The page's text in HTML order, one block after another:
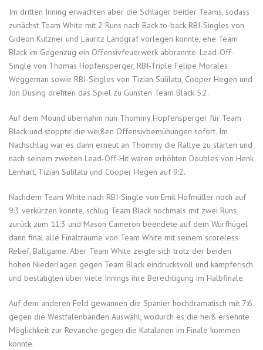
Im dritten Inning erwachten aber die Schläger beider Teams, sodass
zunächst Team White mit 2 Runs nach Back-to-back RBI-Singles von
Gideon Kutzner und Lauritz Landgraf vorlegen konnte, ehe Team
Black im Gegenzug ein Offensivfeuerwerk abbrannte. Lead-Off-
Single von Thomas Hopfensperger, RBI-Triple Felipe Morales
Weggeman sowie RBI-Singles von Tizian Sulilatu, Cooper Hegen und
Jon Düsing drehten das Spiel zu Gunsten Team Black 5:2.
Auf dem Mound übernahm nun Thommy Hopfensperger für Team
Black und stoppte die weißen Offensivbemühungen sofort. Im
Nachschlag war es dann erneut an Thommy die Rallye zu starten und
nach seinem zweiten Lead-Off-Hit waren erhöhten Doubles von Henk
Lenhart, Tizian Sulilatu und Cooper Hegen auf 9:2.
Nachdem Team White nach RBI-Single von Emil Hofmüller noch auf
9:3 verkürzen konnte, schlug Team Black nochmals mit zwei Runs
zurück zum 11:3 und Mason Cameron beendete auf dem Wurfhügel
dann final alle Finalträume von Team White mit seinem scoreless
Relief, Ballgame. Aber Team White zeigte sich trotz der beiden
hohen Niederlagen gegen Team Black eindrucksvoll und kämpferisch
und bestätigten über viele Innings ihre Berechtigung im Halbfinale.
Auf dem anderen Feld gewannen die Spanier hochdramatisch mit 7:6
gegen die Westfalenbanden Auswahl, wodurch es die heiß ersehnte
Möglichkeit zur Revanche gegen die Katalanen im Finale kommen
konnte.